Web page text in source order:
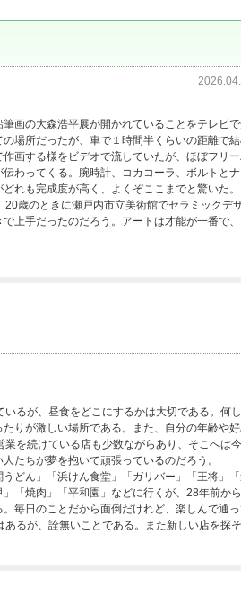
画の大森浩平展が開かれていることをテレビ
場所だったが、車で１時間半くらいの距離で
画する様をビデオで流していたが、ほぼフリ
わってくる。腕時計、コカコーラ、ボルトと
れも完成度が高く、よくぞここまでと驚いた。
歳のときに瀬戸内市立美術館でセラミックデ
上手だったのだろう。アートは才能が一番で
るが、昼食をどこにするかは大切である。何
りが激しい場所である。また、自分の年齢や
を続けている店も少数ながらあり、そこへは
たちが夢を抱いて頑張っているのだろう。
どん」「浜けん食堂」「ガリバー」「王将」
」「焼肉」「平和園」などに行くが、28年前か
毎日のことだから面倒だけれど、楽しんで通
るが、詮無いことである。また新しい店を探そ